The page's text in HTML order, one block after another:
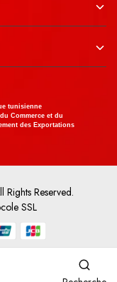
tunisienne
Commerce et du
des Exportations
Reserved.
SSL